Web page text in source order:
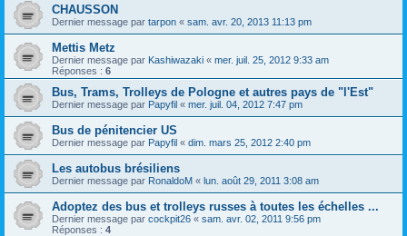
CHAUSSON
Dernier message par tarpon « sam. avr. 20, 2013 11:13 pm
Mettis Metz
Dernier message par Kashiwazaki « mer. juil. 25, 2012 9:33 am
Réponses : 6
Bus, Trams, Trolleys de Pologne et autres pays de "l'Est"
Dernier message par Papyfil « mer. juil. 04, 2012 7:47 pm
Bus de pénitencier US
Dernier message par Papyfil « dim. mars 25, 2012 2:40 pm
Les autobus brésiliens
Dernier message par RonaldoM « lun. août 29, 2011 3:08 am
Adoptez des bus et trolleys russes à toutes les échelles ...
Dernier message par cockpit26 « sam. avr. 02, 2011 9:56 pm
Réponses : 4